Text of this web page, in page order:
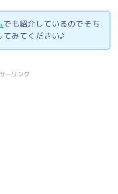
でも紹介しているのでそち
てみてください♪
ーリンク